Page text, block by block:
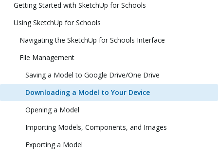
Getting Started with SketchUp for Schools
Using SketchUp for Schools
Navigating the SketchUp for Schools Interface
File Management
Saving a Model to Google Drive/One Drive
Downloading a Model to Your Device
Opening a Model
Importing Models, Components, and Images
Exporting a Model